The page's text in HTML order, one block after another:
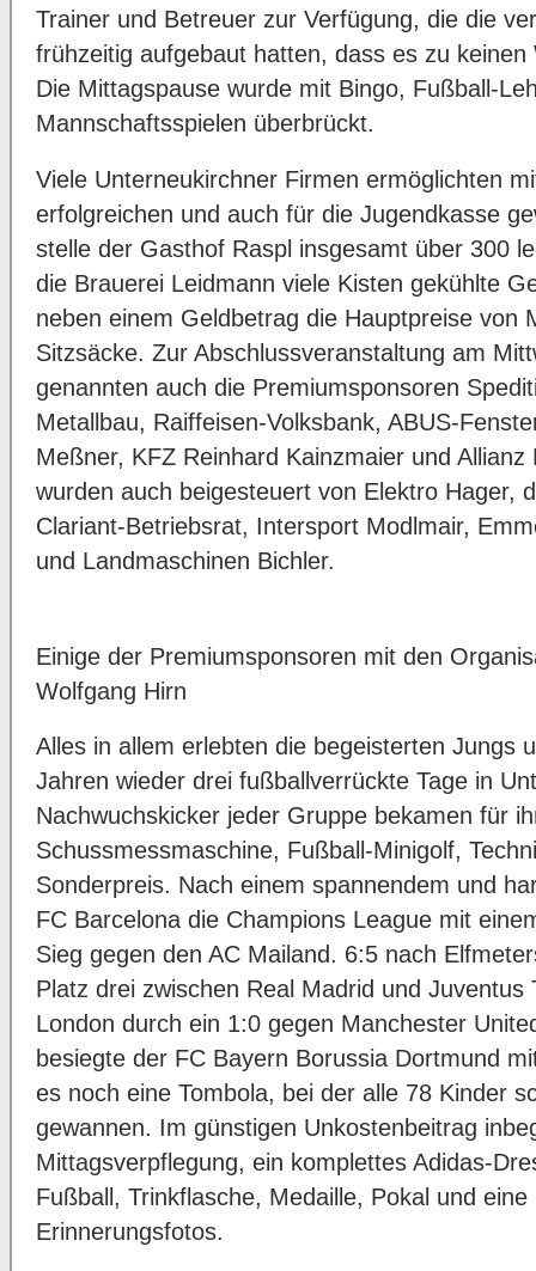
Trainer und Betreuer zur Verfügung, die die
frühzeitig aufgebaut hatten, dass es zu
Die Mittagspause wurde mit Bingo, Fußball-
Mannschaftsspielen überbrückt.
Viele Unterneukirchner Firmen ermöglichten
erfolgreichen und auch für die Jugendkasse
stelle der Gasthof Raspl insgesamt über 300
die Brauerei Leidmann viele Kisten gekühlte
neben einem Geldbetrag die Hauptpreise von
Sitzsäcke. Zur Abschlussveranstaltung am
genannten auch die Premiumsponsoren
Metallbau, Raiffeisen-Volksbank, ABUS-
Meßner, KFZ Reinhard Kainzmaier und
wurden auch beigesteuert von Elektro Hager,
Clariant-Betriebsrat, Intersport Modlmair,
und Landmaschinen Bichler.
Einige der Premiumsponsoren mit den
Wolfgang Hirn
Alles in allem erlebten die begeisterten Jungs
Jahren wieder drei fußballverrückte Tage in
Nachwuchskicker jeder Gruppe bekamen für
Schussmessmaschine, Fußball-Minigolf,
Sonderpreis. Nach einem spannendem und
FC Barcelona die Champions League mit
Sieg gegen den AC Mailand. 6:5 nach
Platz drei zwischen Real Madrid und
London durch ein 1:0 gegen Manchester
besiegte der FC Bayern Borussia Dortmund
es noch eine Tombola, bei der alle 78 Kinder
gewannen. Im günstigen Unkostenbeitrag
Mittagsverpflegung, ein komplettes Adidas-
Fußball, Trinkflasche, Medaille, Pokal und
Erinnerungsfotos.